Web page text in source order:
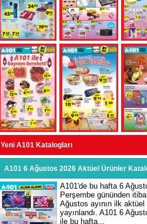
Yeni A101 Katalogları
A101 6 Ağustos 2026 Aktüel Ürünler
A101'de bu hafta 6
Perşembe gününden
Ağustos ayının ilk aktüel
yayınlandı. A101 6
ile bu hafta...